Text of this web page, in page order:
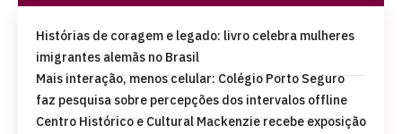
Histórias de coragem e legado: livro celebra mulheres
imigrantes alemãs no Brasil
Mais interação, menos celular: Colégio Porto Seguro
faz pesquisa sobre percepções dos intervalos offline
Centro Histórico e Cultural Mackenzie recebe exposição